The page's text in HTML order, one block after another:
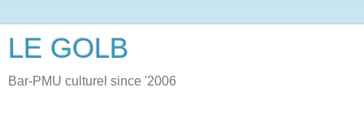
LE GOLB
Bar-PMU culturel since '2006